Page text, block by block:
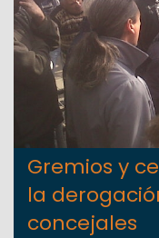
Gremios y
la
concejales